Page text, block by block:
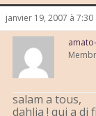
janvier 19, 2007 à 7:30
salam a tous,
dahlia ! qui a di